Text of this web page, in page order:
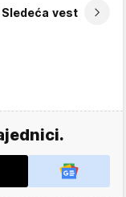
Sledeća vest